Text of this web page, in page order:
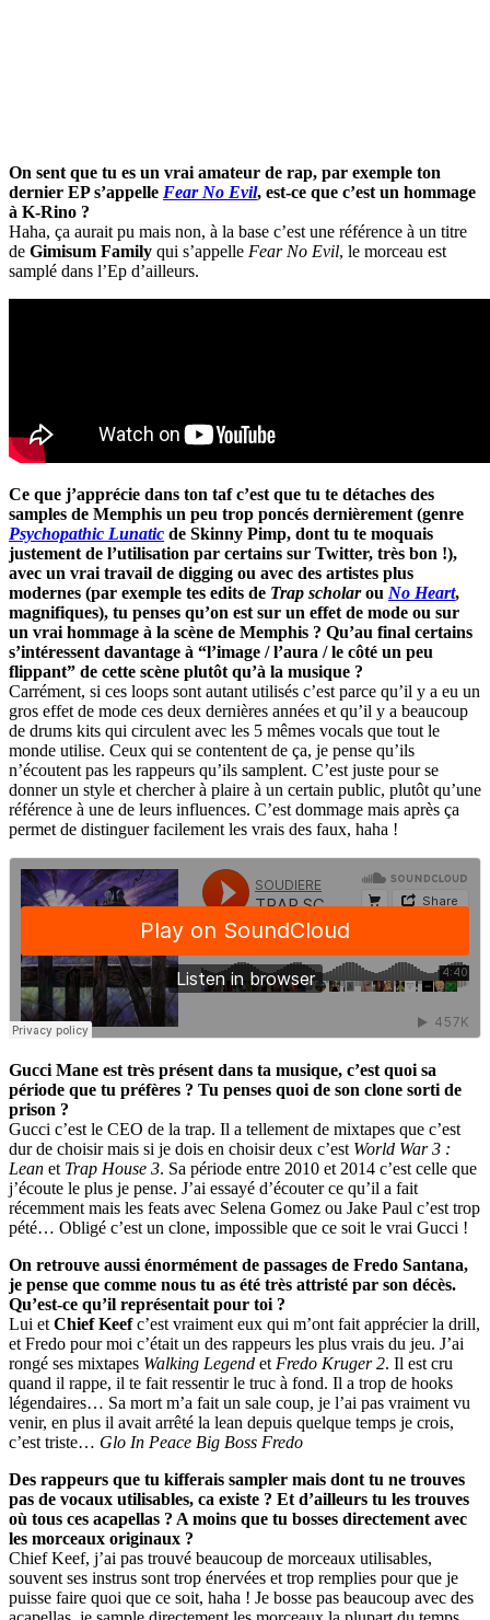
On sent que tu es un vrai amateur de rap, par exemple ton
dernier EP s’appelle Fear No Evil, est-ce que c’est un hommage
à K-Rino ?
Haha, ça aurait pu mais non, à la base c’est une référence à un titre
de Gimisum Family qui s’appelle Fear No Evil, le morceau est
samplé dans l’Ep d’ailleurs.
Ce que j’apprécie dans ton taf c’est que tu te détaches des
samples de Memphis un peu trop poncés dernièrement (genre
Psychopathic Lunatic de Skinny Pimp, dont tu te moquais
justement de l’utilisation par certains sur Twitter, très bon !),
avec un vrai travail de digging ou avec des artistes plus
modernes (par exemple tes edits de Trap scholarou No Heart,
magnifiques), tu penses qu’on est sur un effet de mode ou sur
un vrai hommage à la scène de Memphis ? Qu’au final certains
s’intéressent davantage à “l’image / l’aura / le côté un peu
flippant” de cette scène plutôt qu’à la musique ?
Carrément, si ces loops sont autant utilisés c’est parce qu’il y a eu un
gros effet de mode ces deux dernières années et qu’il y a beaucoup
de drums kits qui circulent avec les 5 mêmes vocals que tout le
monde utilise. Ceux qui se contentent de ça, je pense qu’ils
n’écoutent pas les rappeurs qu’ils samplent. C’est juste pour se
donner un style et chercher à plaire à un certain public, plutôt qu’une
référence à une de leurs influences. C’est dommage mais après ça
permet de distinguer facilement les vrais des faux, haha !
Gucci Mane est très présent dans ta musique, c’est quoi sa
période que tu préfères ? Tu penses quoi de son clone sorti de
prison ?
Gucci c’est le CEO de la trap. Il a tellement de mixtapes que c’est
dur de choisir mais si je dois en choisir deux c’est World War 3 :
Lean et Trap House 3. Sa période entre 2010 et 2014 c’est celle que
j’écoute le plus je pense. J’ai essayé d’écouter ce qu’il a fait
récemment mais les feats avec Selena Gomez ou Jake Paul c’est trop
pété… Obligé c’est un clone, impossible que ce soit le vrai Gucci !
On retrouve aussi énormément de passages de Fredo Santana,
je pense que comme nous tu as été très attristé par son décès.
Qu’est-ce qu’il représentait pour toi ?
Lui et Chief Keefc’est vraiment eux qui m’ont fait apprécier la drill,
et Fredo pour moi c’était un des rappeurs les plus vrais du jeu. J’ai
rongé ses mixtapes Walking Legend et Fredo Kruger 2. Il est cru
quand il rappe, il te fait ressentir le truc à fond. Il a trop de hooks
légendaires… Sa mort m’a fait un sale coup, je l’ai pas vraiment vu
venir, en plus il avait arrêté la lean depuis quelque temps je crois,
c’est triste… Glo In Peace Big Boss Fredo
Des rappeurs que tu kifferais sampler mais dont tu ne trouves
pas de vocaux utilisables, ca existe ? Et d’ailleurs tu les trouves
où tous ces acapellas ? A moins que tu bosses directement avec
les morceaux originaux ?
Chief Keef, j’ai pas trouvé beaucoup de morceaux utilisables,
souvent ses instrus sont trop énervées et trop remplies pour que je
puisse faire quoi que ce soit, haha ! Je bosse pas beaucoup avec des